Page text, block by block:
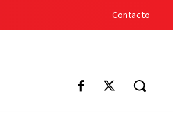
Contacto